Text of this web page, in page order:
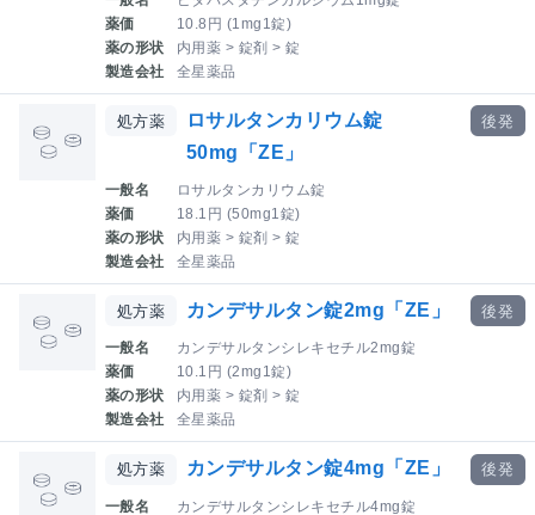
薬価
10.8円 (1mg1錠)
薬の形状
内用薬 > 錠剤 > 錠
製造会社
全星薬品
処方薬
ロサルタンカリウム錠
50mg「ZE」
一般名
ロサルタンカリウム錠
薬価
18.1円 (50mg1錠)
薬の形状
内用薬 > 錠剤 > 錠
製造会社
全星薬品
後発
処方薬 カンデサルタン錠2mg「ZE」
一般名
カンデサルタンシレキセチル2mg錠
薬価
10.1円 (2mg1錠)
薬の形状
内用薬 > 錠剤 > 錠
製造会社
全星薬品
後発
処方薬 カンデサルタン錠4mg「ZE」
一般名
カンデサルタンシレキセチル4mg錠
後発